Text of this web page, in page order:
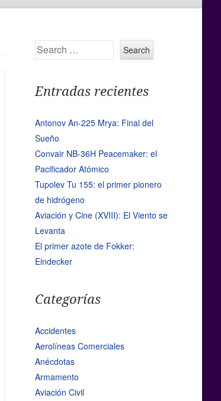
Search
Entradas recientes
Antonov An-225 Mrya: Final del
Sueño
Convair NB-36H Peacemaker: el
Pacificador Atómico
Tupolev Tu 155: el primer pionero
de hidrógeno
Aviación y Cine (XVIII): El Viento se
Levanta
El primer azote de Fokker:
Eindecker
Categorías
Accidentes
Aerolíneas Comerciales
Anécdotas
Armamento
Aviación Civil